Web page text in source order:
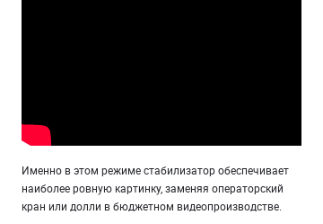
Именно в этом режиме стабилизатор обеспечивает
наиболее ровную картинку, заменяя операторский
кран или долли в бюджетном видеопроизводстве.